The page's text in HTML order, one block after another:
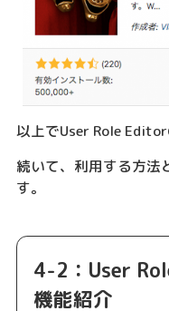
以上でUser Role
続いて、利用する方法
す。
4-2：User
機能紹介